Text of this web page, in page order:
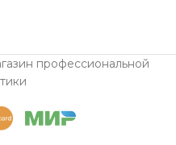
профессиональной